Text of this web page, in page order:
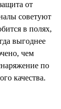
от
советуют
в полях,
выгоднее
чем
по
качества.